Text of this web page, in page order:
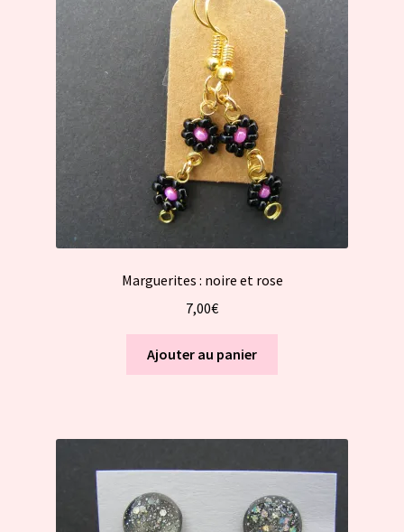
Marguerites : noire et rose
7,00€
Ajouter au panier